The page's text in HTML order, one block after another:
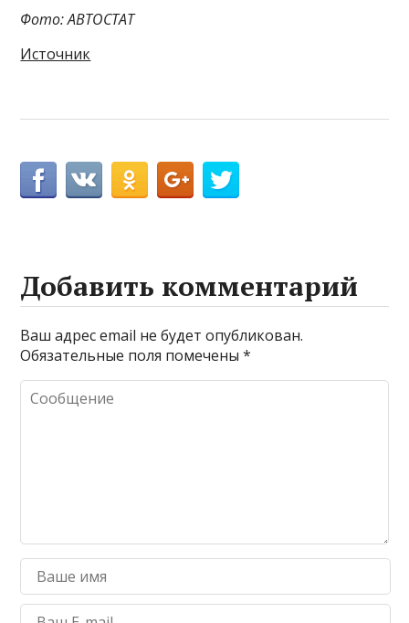
Фото: АВТОСТАТ
Источник
Добавить комментарий
Ваш адрес email не будет опубликован.
Обязательные поля помечены*